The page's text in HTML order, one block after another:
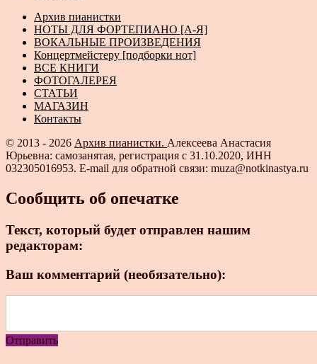
Архив пианистки
НОТЫ ДЛЯ ФОРТЕПИАНО [А-Я]
ВОКАЛЬНЫЕ ПРОИЗВЕДЕНИЯ
Концертмейстеру [подборки нот]
ВСЕ КНИГИ
ФОТОГАЛЕРЕЯ
СТАТЬИ
МАГАЗИН
Контакты
© 2013 - 2026 Архив пианистки. Алексеева Анастасия
Юрьевна: самозанятая, регистрация с 31.10.2020, ИНН
032305016953. E-mail для обратной связи: muza@notkinastya.ru
Сообщить об опечатке
Текст, который будет отправлен нашим
редакторам:
Ваш комментарий (необязательно):
Отправить